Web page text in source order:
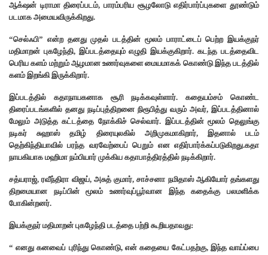
ஆக்‌ஷன் டிராமா திரைப்படம், பாரம்பரிய சூழலோடு எதிர்பார்ப்புகளை தூண்டும்
படமாக அமையவிருக்கிறது.
“செல்ஃபி” என்ற தனது முதல் படத்தின் மூலம் பாராட்டைப் பெற்ற இயக்குநர்
மதிமாறன் புகழேந்தி, இப்படத்தையும் எழுதி இயக்குகிறார். கடந்த படத்தைவிட
பெரிய களம் மற்றும் ஆழமான உணர்வுகளை மையமாகக் கொண்டு இந்த படத்தில்
களம் இறங்கி இருக்கிறார்.
இப்படத்தில் கதாநாயகனாக சூரி நடிக்கவுள்ளார். கதையம்சம் கொண்ட
திரைப்படங்களில் தனது நடிப்புத்திறனை நிரூபித்து வரும் அவர், இப்படத்தினால்
மேலும் அடுத்த கட்டத்தை நோக்கிச் செல்வார். இப்படத்தின் மூலம் தெலுங்கு
நடிகர் சுஹாஸ் தமிழ் திரையுலகில் அறிமுகமாகிறார், இதனால் படம்
தெற்கிந்தியாவில் பரந்த வரவேற்பைப் பெறும் என எதிர்பார்க்கப்படுகிறது.கதா
நாயகியாக மஹிமா நம்பியார் முக்கிய கதாபாத்திரத்தில் நடிக்கிறார்.
சத்யராஜ், ரவீந்திரா விஜய், அசுத் குமார், சாச்சனா நமிதாஸ் ஆகியோர் தங்களது
திறமையான நடிப்பின் மூலம் உணர்வுப்பூர்வான இந்த கதைக்கு பலமளிக்க
போகின்றனர்.
இயக்குநர் மதிமாறன் புகழேந்தி படத்தை பற்றி கூறியதாவது:
“ எனது கனவைப் புரிந்து கொண்டு, என் கதையை கேட்பதற்கு, இந்த வாய்ப்பை